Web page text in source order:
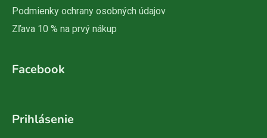
Podmienky ochrany osobných údajov
Zľava 10 % na prvý nákup
Facebook
Prihlásenie